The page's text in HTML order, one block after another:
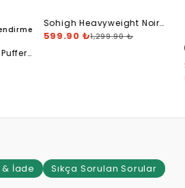
Noir
₺ 2 Değerlendirme
İade Sıkça Sorulan Sorular